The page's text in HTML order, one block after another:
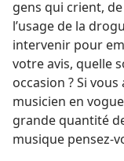
gens qui crient,
l’usage de la
intervenir pour
votre avis, quelle
occasion ? Si
musicien en
grande quantité
musique pensez-​